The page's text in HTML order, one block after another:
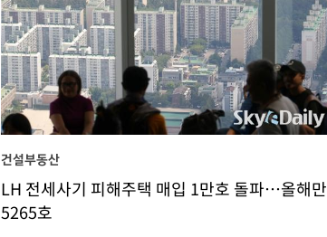
건설부동산
LH 전세사기 피해주택 매입 1만호 돌파…올해만
5265호